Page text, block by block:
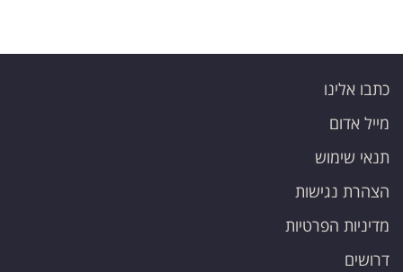
כתבו אלינו
מייל אדום
תנאי שימוש
הצהרת נגישות
מדיניות הפרטיות
דרושים